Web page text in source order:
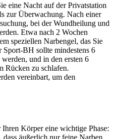
eine Nacht auf der Privatstation
zur Überwachung. Nach einer
bei der Wundheilung und
Etwa nach 2 Wochen
speziellen Narbengel, das Sie
Sport-BH sollte mindestens 6
und in den ersten 6
Rücken zu schlafen.
vereinbart, um den
Körper eine wichtige Phase:
äußerlich nur feine Narben